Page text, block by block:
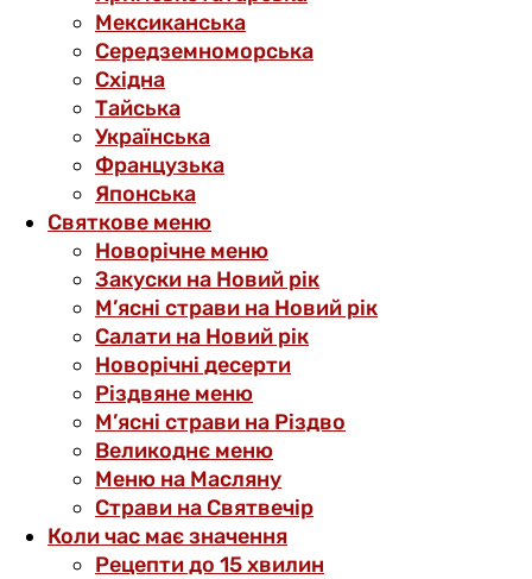
Мексиканська
Середземноморська
Східна
Тайська
Українська
Французька
Японська
Святкове меню
Новорічне меню
Закуски на Новий рік
М’ясні страви на Новий рік
Салати на Новий рік
Новорічні десерти
Різдвяне меню
М’ясні страви на Різдво
Великоднє меню
Меню на Масляну
Страви на Святвечір
Коли час має значення
Рецепти до 15 хвилин